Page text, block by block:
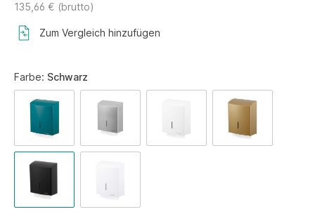
135,66 € (brutto)
Zum Vergleich hinzufügen
Farbe: Schwarz